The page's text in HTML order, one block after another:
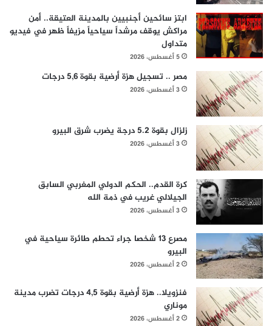
ابتز سائحين أجنبيين بالمدينة العتيقة.. أمن
مراكش يوقف مرشداً سياحياً مزيفاً ظهر في فيديو
متداول
5 أغسطس، 2026
مصر .. تسجيل هزة أرضية بقوة 5,6 درجات
3 أغسطس، 2026
زلزال بقوة 5.2 درجة يضرب شرق البيرو
3 أغسطس، 2026
كرة القدم.. الحكم الدولي المغربي السابق
الجيلالي غريب في ذمة الله
3 أغسطس، 2026
مصرع 13 شخصا جراء تحطم طائرة سياحية في
البيرو
2 أغسطس، 2026
فنزويلا.. هزة أرضية بقوة 4,5 درجات تضرب مدينة
موناري
2 أغسطس، 2026